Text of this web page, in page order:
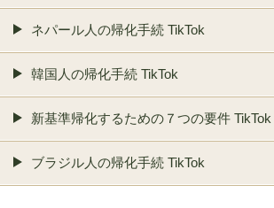
ネパール人の帰化手続 TikTok
韓国人の帰化手続 TikTok
新基準帰化するための７つの要件 TikTok
ブラジル人の帰化手続 TikTok